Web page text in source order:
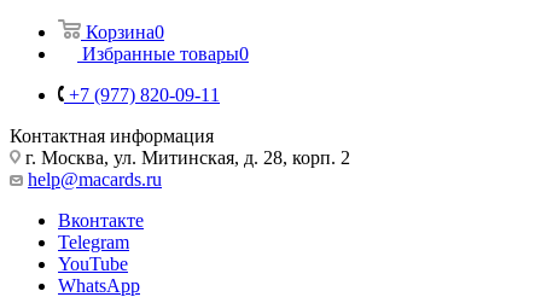
Корзина0
Избранные товары0
+7 (977) 820-09-11
Контактная информация
г. Москва, ул. Митинская, д. 28, корп. 2
help@macards.ru
Вконтакте
Telegram
YouTube
WhatsApp